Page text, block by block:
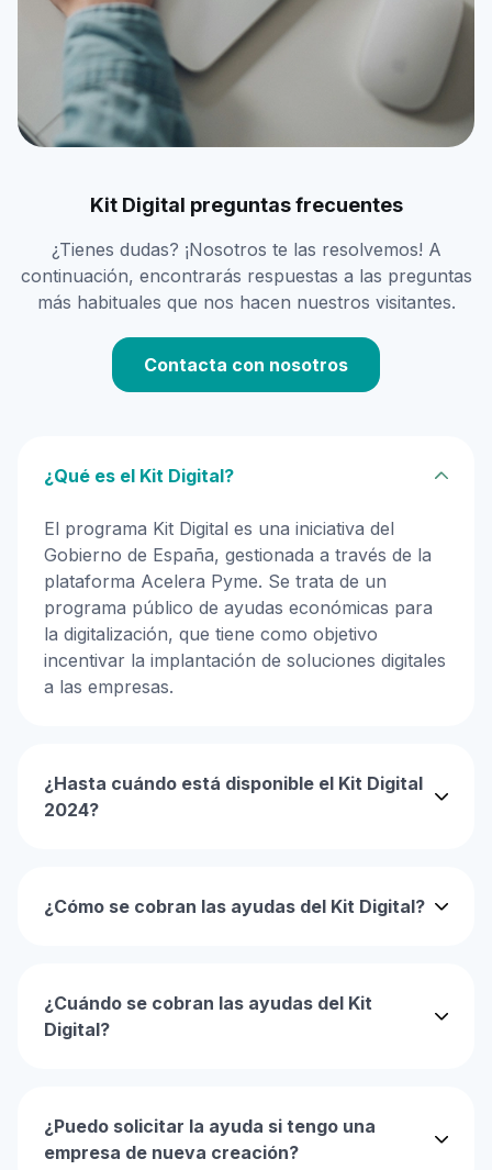
Kit Digital preguntas frecuentes
¿Tienes dudas? ¡Nosotros te las resolvemos! A
continuación, encontrarás respuestas a las preguntas
más habituales que nos hacen nuestros visitantes.
Contacta con nosotros
¿Qué es el Kit Digital?
El programa Kit Digital es una iniciativa del
Gobierno de España, gestionada a través de la
plataforma Acelera Pyme. Se trata de un
programa público de ayudas económicas para
la digitalización, que tiene como objetivo
incentivar la implantación de soluciones digitales
a las empresas.
¿Hasta cuándo está disponible el Kit Digital
2024?
¿Cómo se cobran las ayudas del Kit Digital?
¿Cuándo se cobran las ayudas del Kit
Digital?
¿Puedo solicitar la ayuda si tengo una
empresa de nueva creación?